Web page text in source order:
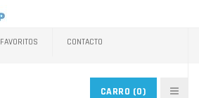
CONTACTO
CARRO (0)